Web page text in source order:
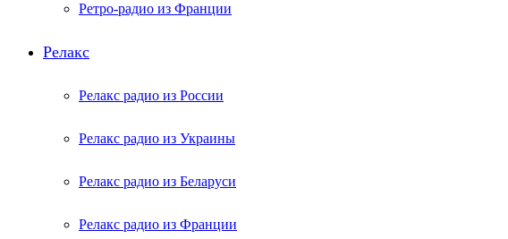
Ретро-радио из Франции
Релакс
Релакс радио из России
Релакс радио из Украины
Релакс радио из Беларуси
Релакс радио из Франции